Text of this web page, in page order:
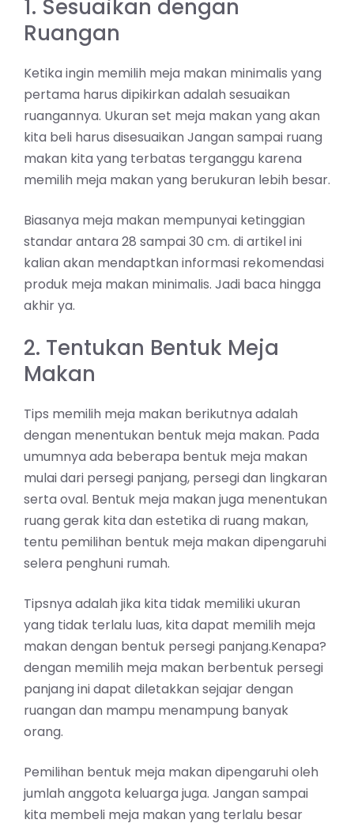
1. Sesuaikan dengan
Ruangan
Ketika ingin memilih meja makan minimalis yang
pertama harus dipikirkan adalah sesuaikan
ruangannya. Ukuran set meja makan yang akan
kita beli harus disesuaikan Jangan sampai ruang
makan kita yang terbatas terganggu karena
memilih meja makan yang berukuran lebih besar.
Biasanya meja makan mempunyai ketinggian
standar antara 28 sampai 30 cm. di artikel ini
kalian akan mendaptkan informasi rekomendasi
produk meja makan minimalis. Jadi baca hingga
akhir ya.
2. Tentukan Bentuk Meja
Makan
Tips memilih meja makan berikutnya adalah
dengan menentukan bentuk meja makan. Pada
umumnya ada beberapa bentuk meja makan
mulai dari persegi panjang, persegi dan lingkaran
serta oval. Bentuk meja makan juga menentukan
ruang gerak kita dan estetika di ruang makan,
tentu pemilihan bentuk meja makan dipengaruhi
selera penghuni rumah.
Tipsnya adalah jika kita tidak memiliki ukuran
yang tidak terlalu luas, kita dapat memilih meja
makan dengan bentuk persegi panjang.Kenapa?
dengan memilih meja makan berbentuk persegi
panjang ini dapat diletakkan sejajar dengan
ruangan dan mampu menampung banyak
orang.
Pemilihan bentuk meja makan dipengaruhi oleh
jumlah anggota keluarga juga. Jangan sampai
kita membeli meja makan yang terlalu besar